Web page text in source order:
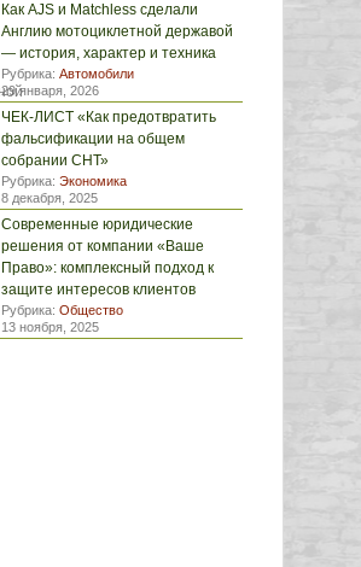
Как AJS и Matchless сделали
Англию мотоциклетной державой
— история, характер и техника
Рубрика: Автомобили
29 января, 2026
ЧЕК-ЛИСТ «Как предотвратить
фальсификации на общем
собрании СНТ»
Рубрика: Экономика
8 декабря, 2025
Современные юридические
решения от компании «Ваше
Право»: комплексный подход к
защите интересов клиентов
Рубрика: Общество
13 ноября, 2025